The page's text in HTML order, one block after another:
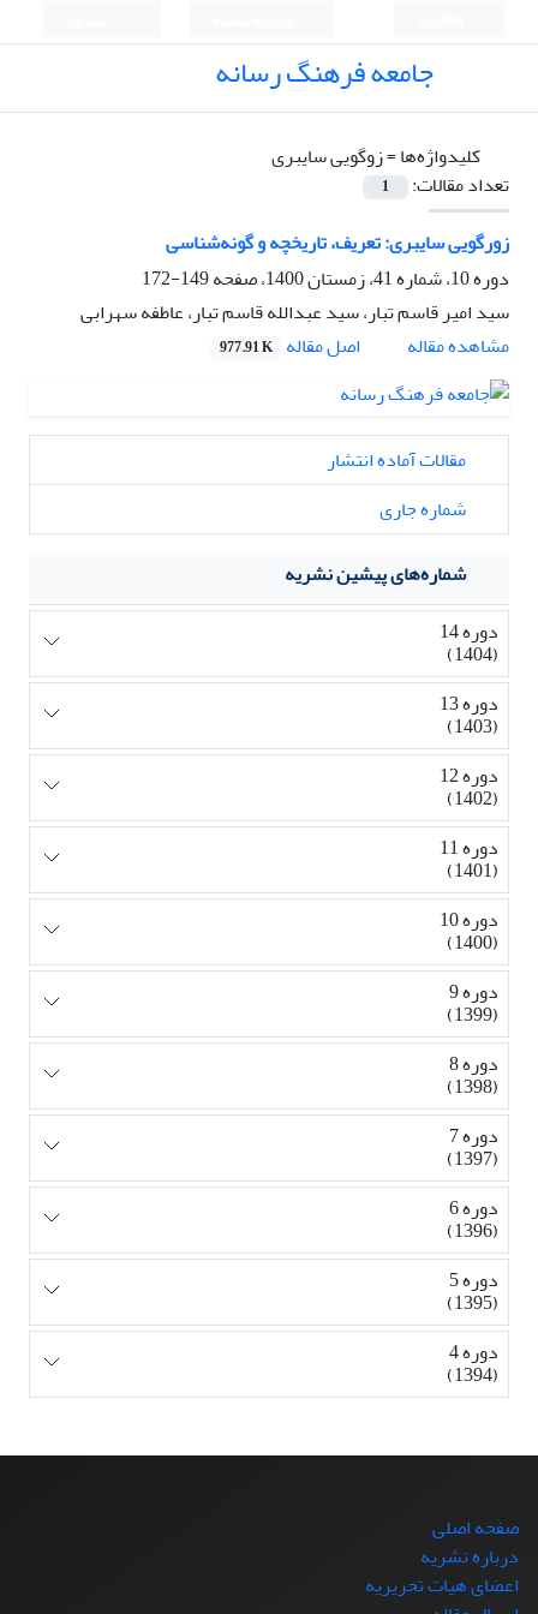
جامعه فرهنگ رسانه
کلیدواژه‌ها =زوگویی سایبری
تعداد مقالات:
1
زورگویی سایبری: تعریف، تاریخچه و گونه‌شناسی
دوره 10، شماره 41، زمستان 1400، صفحه
149-172
سید امیر قاسم تبار، سید عبدالله قاسم تبار، عاطفه سهرابی
مشاهده مقاله
اصل مقاله 977.91 K
مقالات آماده انتشار
شماره جاری
شماره‌های پیشین نشریه
دوره 14
(1404)
دوره 13
(1403)
دوره 12
(1402)
دوره 11
(1401)
دوره 10
(1400)
دوره 9
(1399)
دوره 8
(1398)
دوره 7
(1397)
دوره 6
(1396)
دوره 5
(1395)
دوره 4
(1394)
صفحه اصلی
درباره نشریه
اعضای هیات تحریریه